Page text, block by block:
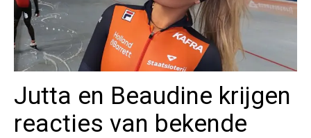
Jutta en Beaudine krijgen
reacties van bekende